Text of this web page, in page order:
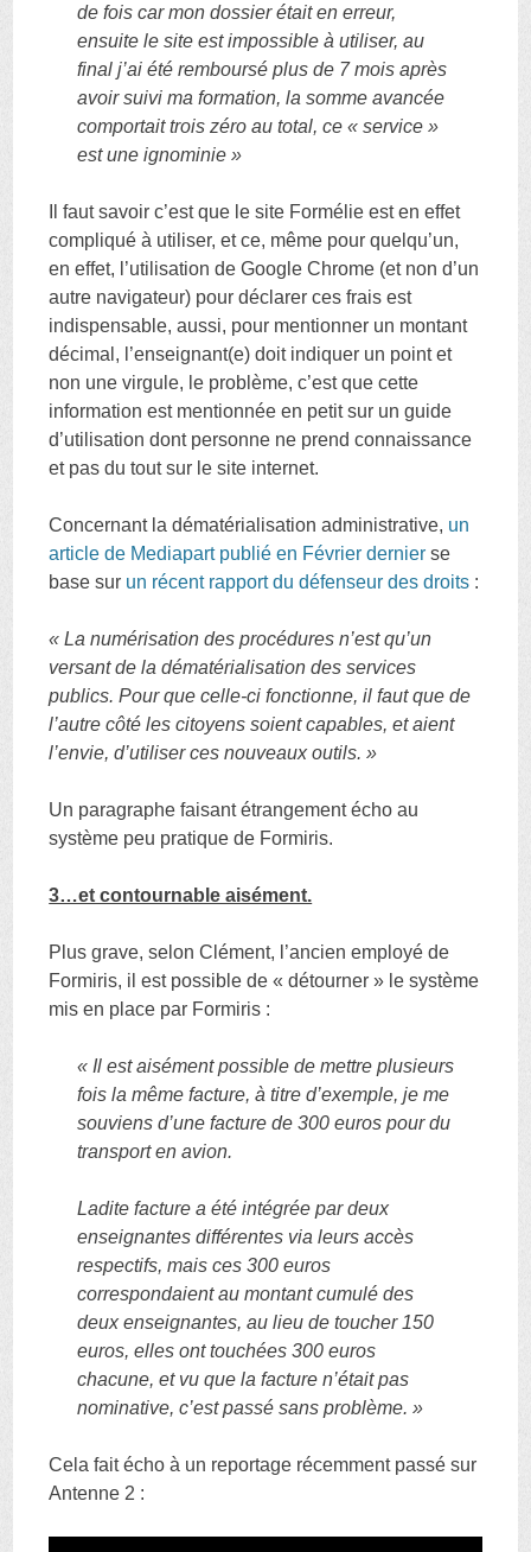
de fois car mon dossier était en erreur,
ensuite le site est impossible à utiliser, au
final j’ai été remboursé plus de 7 mois après
avoir suivi ma formation, la somme avancée
comportait trois zéro au total, ce « service »
est une ignominie »
Il faut savoir c’est que le site Formélie est en effet
compliqué à utiliser, et ce, même pour quelqu’un,
en effet, l’utilisation de Google Chrome (et non d’un
autre navigateur) pour déclarer ces frais est
indispensable, aussi, pour mentionner un montant
décimal, l’enseignant(e) doit indiquer un point et
non une virgule, le problème, c’est que cette
information est mentionnée en petit sur un guide
d’utilisation dont personne ne prend connaissance
et pas du tout sur le site internet.
Concernant la dématérialisation administrative, un
article de Mediapart publié en Février dernier se
base sur un récent rapport du défenseur des droits :
« La numérisation des procédures n’est qu’un
versant de la dématérialisation des services
publics. Pour que celle-ci fonctionne, il faut que de
l’autre côté les citoyens soient capables, et aient
l’envie, d’utiliser ces nouveaux outils. »
Un paragraphe faisant étrangement écho au
système peu pratique de Formiris.
3…et contournable aisément.
Plus grave, selon Clément, l’ancien employé de
Formiris, il est possible de « détourner » le système
mis en place par Formiris :
« Il est aisément possible de mettre plusieurs
fois la même facture, à titre d’exemple, je me
souviens d’une facture de 300 euros pour du
transport en avion.
Ladite facture a été intégrée par deux
enseignantes différentes via leurs accès
respectifs, mais ces 300 euros
correspondaient au montant cumulé des
deux enseignantes, au lieu de toucher 150
euros, elles ont touchées 300 euros
chacune, et vu que la facture n’était pas
nominative, c’est passé sans problème. »
Cela fait écho à un reportage récemment passé sur
Antenne 2 :